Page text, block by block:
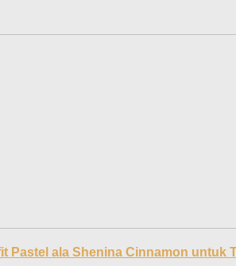
Pastel ala Shenina Cinnamon untuk